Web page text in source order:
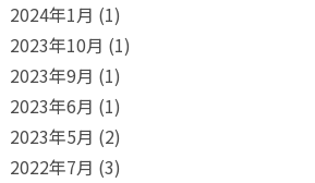
2024年1月 (1)
2023年10月 (1)
2023年9月 (1)
2023年6月 (1)
2023年5月 (2)
2022年7月 (3)